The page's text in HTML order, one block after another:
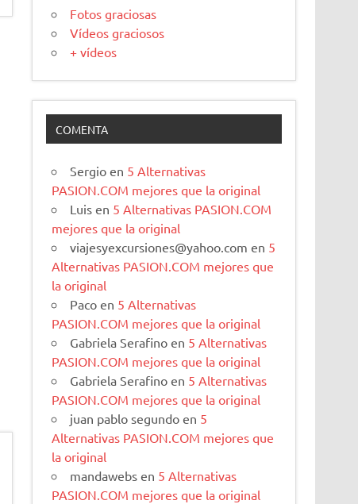
Fotos graciosas
Vídeos graciosos
+ vídeos
COMENTA
Sergio en 5 Alternativas
PASION.COM mejores que la original
Luis en 5 Alternativas PASION.COM
mejores que la original
viajesyexcursiones@yahoo.com en 5
Alternativas PASION.COM mejores que
la original
Paco en 5 Alternativas
PASION.COM mejores que la original
Gabriela Serafino en 5 Alternativas
PASION.COM mejores que la original
Gabriela Serafino en 5 Alternativas
PASION.COM mejores que la original
juan pablo segundo en 5
Alternativas PASION.COM mejores que
la original
mandawebs en 5 Alternativas
PASION.COM mejores que la original